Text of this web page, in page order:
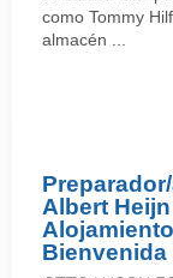
como Tommy
almacén ...
Albert Heijn
Bienvenida